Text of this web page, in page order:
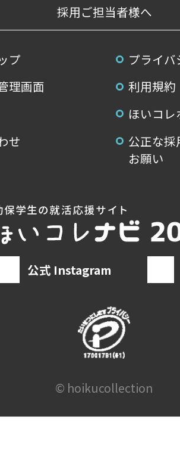
採用ご担当者様へ
プ
プライ
理画面
利用規約
ほいコ
せ
公正な
お願い
公式 Instagram
© hoikucollection